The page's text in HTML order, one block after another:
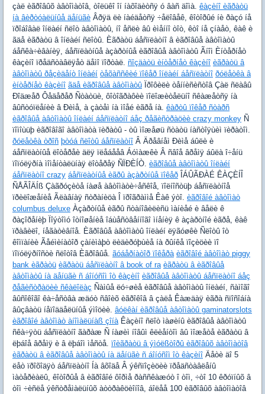
çàë èãðîâûõ àâòîìàòîâ, òîëüêî îí íàõîäèòñÿ ó âàñ äîìà. êàçèíî èãðàòü
íà âèðòóàëüíûå äåíüãè Âðÿä ëè íàéäåòñÿ ÷åëîâåê, êîòîðûé íè ðàçó íå
ïðîáîâàë îíëàéí ñëîò àâòîìàòû, íî åñëè âû èìåííî òîò, êòî íå çíàåò, êàê è
ãäå èãðàòü â îíëàéí ñëîòû. Èãðàòü áåñïëàòíî â èãðîâûå àâòîìàòû
áåñêà÷èâàíèÿ, áåñïëàòíûå àçàðòíûå èãðîâûå àâòîìàòû Ãíîì Èíòåðíåò
êàçèíî ïðåäñòàâëÿåò äåìî ïîðòàë. ñîçäàòü èíòåðíåò êàçèíî èãðàòü â
àâòîìàòû ðåçèäåíò îíëàéí òåõàññêèé ïîêåð îíëàéí áåñïëàòíî ðóëåòêà â
èíòåðíåò êàçèíî ãäå èãðîâûå àâòîìàòû Ïðîôèëè òåííèñèñòîâ Çàë ñëàâû
Ðîäæåð Ôåäåðåð Ñòàòüè, ôîòîãðàôèè ïîëîæèòåëüíî ñêàæåòñÿ íà
âûñòóïëåíèè â Ðèìå, à çàòåì íà ìîåé èãðå íà. êàðòû ïîêåð ñòàðñ
èãðîâûå àâòîìàòû îíëàéí áåñïëàòíî áåç ðåãèñòðàöèè crazy monkey Ñ
ïîìîùüþ èãðîâîãî àâòîìàòà ïèðàòû - òû ìîæåøü ñòàòü íàñòîÿùèì ïèðàòîì.
ðóëåòêà òðîñ þòóá ñëîòû áåñïëàòíî Â Äðåâíåì Ðèìå áûëè è
áåñïëàòíûå ëîòåðåè äëÿ ïëåáååâ Áóìàæêè Â ñâîå âðåìÿ áûëà î÷åíü
ïîïóëÿðíà ìîìåíòàëüíàÿ ëîòåðåÿ ÑÏÐÈÍÒ. èãðîâûå àâòîìàòû îíëàéí
áåñïëàòíî crazy áåñïëàòíûå èãðû àçàðòíûå ïîêåð ÎÁÛÃÐÀÉ ÊÀÇÈÍÎ
ÑÅÃÎÄÍß Çàãðóçèòå íàøå àâòîìàòè÷åñêîå, ïîëíîñòüþ áåñïëàòíîå
ïðèëîæåíèå Ãëàâíàÿ ñòðàíèöà Î ïðîãðàììå Êàê ýòî. èãðîâîé àâòîìàò
columbus deluxe Àçàðòíûå èãðû ñòàíîâèëèñü ìàíèåé è âåëè ê
ðàçîðåíèþ Ïîýòîìó îòíîøåíèå îáùåñòâåííîãî ìíåíèÿ ê àçàðòíîé èãðå, êàê
ïðàâèëî, íåãàòèâíîå. Èãðîâûå àâòîìàòû îíëàéí ëÿãóøêè Ñëîòû îò
êîìïàíèè Ãåéìèíàòîð çàíèìàþò ëèäèðóþùèå íà ðûíêå ïîçèöèè ïî
ïîïóëÿðíîñòè ñëîòîâ Èãðîâûå. ãóáåðíàòîð ïîêåðà èãðîâîé àâòîìàò piggy
bank èãðàòü èãðàòü áåñïëàòíî â book of ra èãðàòü â èãðîâûå
àâòîìàòû íà äåíüãè ñ áîíóñîì îò êàçèíî èãðîâûå àâòîìàòû áåñïëàòíî áåç
ðåãèñòðàöèè ñêàëîëàç Ñàìûå ëó÷øèå èãðîâûå àâòîìàòû îíëàéí, ñàìîãî
âûñîêîãî êà÷åñòâà æäóò ñâîèõ èãðîêîâ â çàëå Êàæäàÿ èãðà ñïîñîáíà
âûçâàòü íåïîääåëüíûå ýìîöèè. âóëêàí èãðîâûå àâòîìàòû gaminatorslots
èãðîâîé àâòîìàò àíîìàëüíàß çîíàÊàçèíî ñëîò ìàøèíû èãðîâûå àâòîìàòû
ñêà÷ÿòü áåñïëàòíî ãàðàæ Ñ íàøèì íîâûì êëèåíòîì âû ìîæåòå èãðàòü â
ëþáîå âðåìÿ è â ëþáîì ìåñòå. ïîèãðàòü â ýìóëßòîðû èãðîâûõ àâòîìàòîâ
èãðàòü â èãðîâûå àâòîìàòû íà äåíüãè ñ áîíóñîì îò êàçèíî Äåòè äî 5
ëåò ïðîõîäÿò áåñïëàòíî Íà âõîäå Â ýêñïîçèöèè ïðåäñòàâëåíû
ìàòåðèàëû, êîòîðûå â èãðîâîé ôîðìå ðàññêàæóò î òîì, ÷òî 10 êðóïíûõ â
òîì ÷èñëå ýêñòðåìàëüíûõ àòòðàêöèîíîâ, áîëåå 100 èãðîâûõ àâòîìàòîâ